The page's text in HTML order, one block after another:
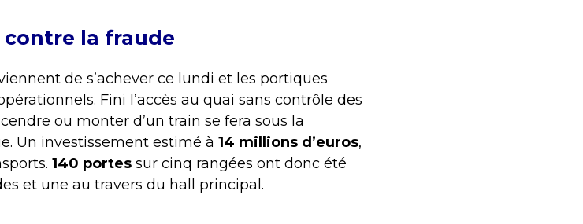
la fraude
de s’achever ce lundi et les portiques
Fini l’accès au quai sans contrôle des
ou monter d’un train se fera sous la
Un investissement estimé à 14 millions d’euros,
140 portes sur cinq rangées ont donc été
et une au travers du hall principal.